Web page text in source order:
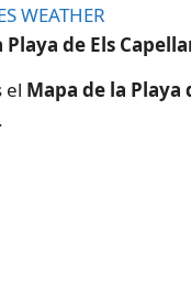
WEATHER
Playa de Els
el Mapa de la Playa